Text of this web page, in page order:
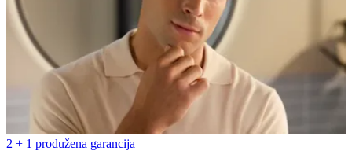
2 + 1 produžena garancija